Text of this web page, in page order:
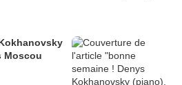
Moscou